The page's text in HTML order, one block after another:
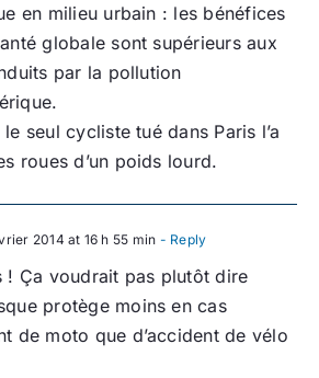
en milieu urbain : les bénéfices
globale sont supérieurs aux
par la pollution
le seul cycliste tué dans Paris l’a
roues d’un poids lourd.
2014 at 16 h 55 min - Reply
! Ça voudrait pas plutôt dire
protège moins en cas
de moto que d’accident de vélo